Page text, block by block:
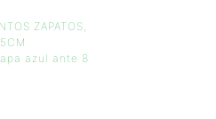
ZAPATOS,
azul ante 8